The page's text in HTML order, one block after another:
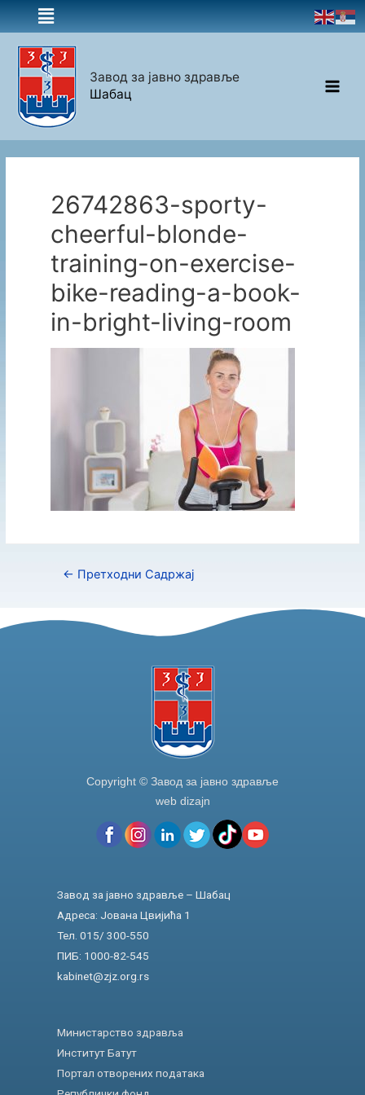
Завод за јавно здравље
Шабац
26742863-sporty-
cheerful-blonde-
training-on-exercise-
bike-reading-a-book-
in-bright-living-room
← Претходни Садржај
Copyright © Завод за јавно здравље
web dizajn
Завод за јавно здравље – Шабац
Адреса: Јована Цвијића 1
Тел. 015/ 300-550
ПИБ: 1000-82-545
kabinet@zjz.org.rs
Министарство здравља
Институт Батут
Портал отворених података